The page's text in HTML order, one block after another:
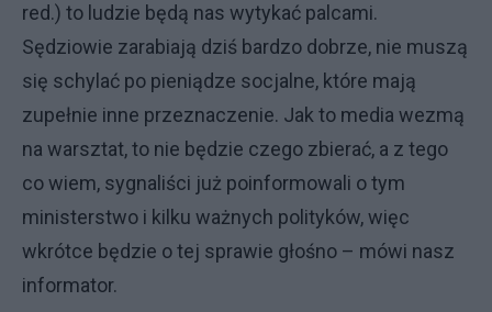
red.) to ludzie będą nas wytykać palcami.
Sędziowie zarabiają dziś bardzo dobrze, nie muszą
się schylać po pieniądze socjalne, które mają
zupełnie inne przeznaczenie. Jak to media wezmą
na warsztat, to nie będzie czego zbierać, a z tego
co wiem, sygnaliści już poinformowali o tym
ministerstwo i kilku ważnych polityków, więc
wkrótce będzie o tej sprawie głośno – mówi nasz
informator.